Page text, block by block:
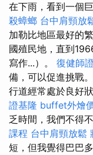
在下雨，看到一個
殺蟑螂 台中肩頸放
加勒比地區最好的
國殖民地，直到
寫作...）。 復健師
備，可以促進挑戰。
行道經常處於良好
證基隆 buffet外燴
乏時間，我們不得
課程 台中肩頸放鬆
短，但我覺得巴巴